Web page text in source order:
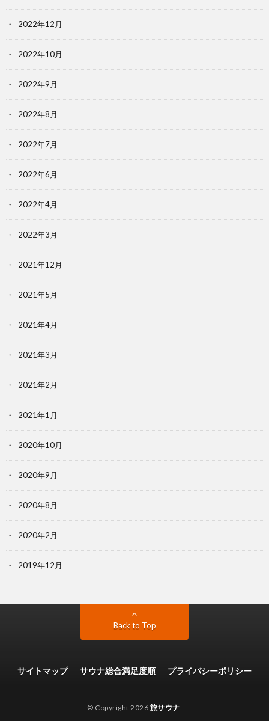
2022年12月
2022年10月
2022年9月
2022年8月
2022年7月
2022年6月
2022年4月
2022年3月
2021年12月
2021年5月
2021年4月
2021年3月
2021年2月
2021年1月
2020年10月
2020年9月
2020年8月
2020年2月
2019年12月
Back to Top
サイトマップ サウナ総合満足度順 プライバシーポリシー
© Copyright 2026 旅サウナ